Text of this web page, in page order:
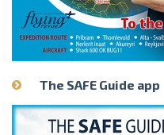
The SAFE Guide app